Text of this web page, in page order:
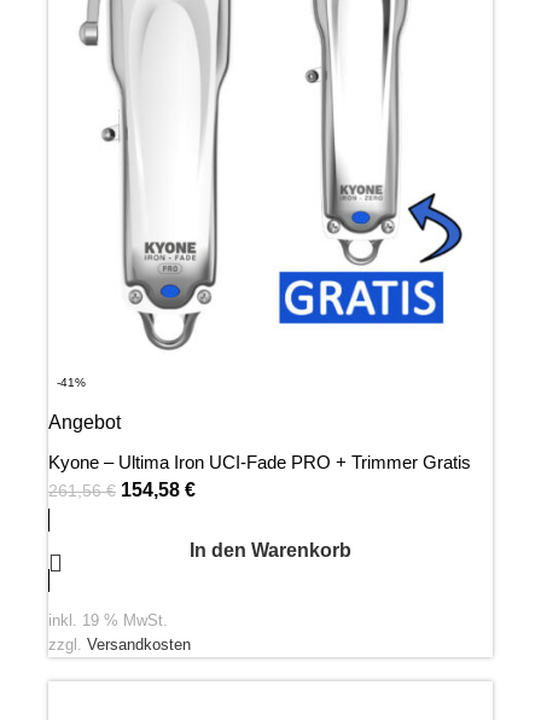
-41%
Angebot
Kyone – Ultima Iron UCI-Fade PRO + Trimmer Gratis
261,56€ 154,58 €
In den Warenkorb
inkl. 19 % MwSt.
zzgl. Versandkosten